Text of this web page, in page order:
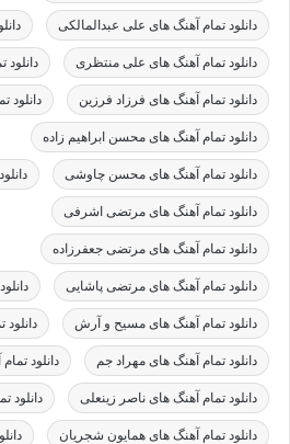
دانلود تمام آهنگ های علی عبدالمالکی
دانلود تمام آهنگ های علی منتظری
دانلود تمام آهنگ های فرزاد فرزین دانلود
دانلود تمام آهنگ های محسن ابراهیم زاده
دانلود تمام آهنگ های محسن چاوشی
دانلود تمام آهنگ های مرتضی اشرفی
دانلود تمام آهنگ های مرتضی جعفرزاده
دانلود تمام آهنگ های مرتضی پاشایی
دانلود تمام آهنگ های مسیح و آرش
دانلود تمام آهنگ های مهراد جم دانلود
دانلود تمام آهنگ های ناصر زینعلی دانلود
دانلود تمام آهنگ های همایون شجریان